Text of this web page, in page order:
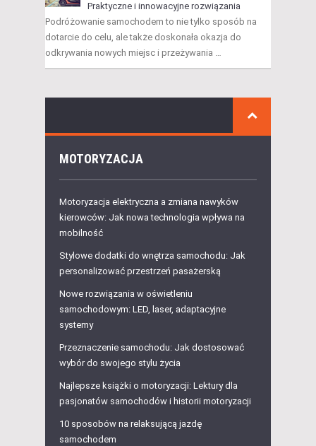
Praktyczne i innowacyjne rozwiązania
Podróżowanie samochodem to nie tylko sposób na
dotarcie do celu, ale także doskonała okazja do
odkrywania nowych miejsc i przeżywania …
MOTORYZACJA
Motoryzacja elektryczna a zmiana nawyków
kierowców: Jak nowa technologia wpływa na
mobilność
Stylowe dodatki do wnętrza samochodu: Jak
personalizować przestrzeń pasażerską
Nowe rozwiązania w oświetleniu
samochodowym: LED, laser, adaptacyjne
systemy
Przeznaczenie samochodu: Jak dostosować
wybór do swojego stylu życia
Najlepsze książki o motoryzacji: Lektury dla
pasjonatów samochodów i historii motoryzacji
10 sposobów na relaksującą jazdę
samochodem